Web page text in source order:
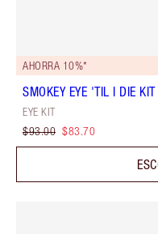
AHORRA 10%*
SMOKEY EYE 'TIL I DIE KIT
EYE KIT
$93.00 $83.70